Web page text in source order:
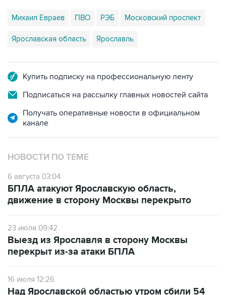
Михаил Евраев ПВО РЭБ Московский проспект
Ярославская область Ярославль
Купить подписку на профессиональную ленту
Подписаться на рассылку главных новостей сайта
Получать оперативные новости в официальном
канале
НОВОСТИ ПО ТЕМЕ
6 августа 03:04
БПЛА атакуют Ярославскую область,
движение в сторону Москвы перекрыто
23 июля 09:42
Выезд из Ярославля в сторону Москвы
перекрыт из-за атаки БПЛА
16 июля 12:26
Над Ярославской областью утром сбили 54